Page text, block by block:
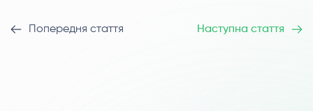
Попередня стаття Наступна стаття